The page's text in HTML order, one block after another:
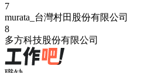
7
murata_台灣村田股份有限公司
8
多方科技股份有限公司